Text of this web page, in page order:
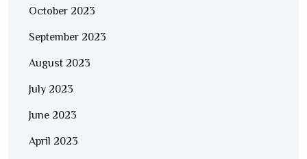
October 2023
September 2023
August 2023
July 2023
June 2023
April 2023